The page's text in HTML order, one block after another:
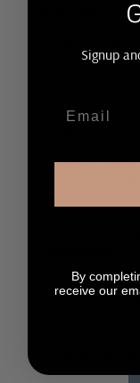
E-Mail:
Die Europäische
außergerichtliche
Wir sind nicht bereit
teilzunehmen.
Wir sind seit
Signup
By
receive our